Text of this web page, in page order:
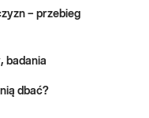
– przebieg
badania
dbać?